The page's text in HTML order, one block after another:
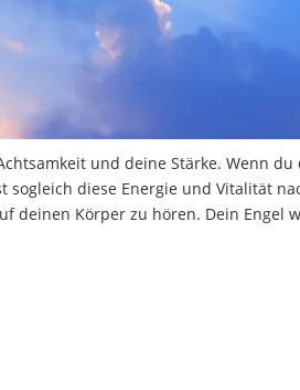
und deine Stärke. Wenn
diese Energie und Vitalität
deinen Körper zu hören. Dein Engel